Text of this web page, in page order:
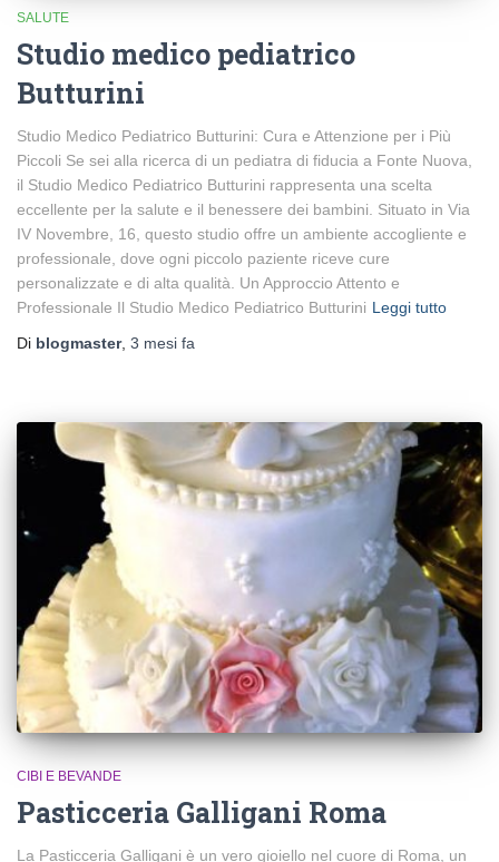
SALUTE
Studio medico pediatrico
Butturini
Studio Medico Pediatrico Butturini: Cura e Attenzione per i Più
Piccoli Se sei alla ricerca di un pediatra di fiducia a Fonte Nuova,
il Studio Medico Pediatrico Butturini rappresenta una scelta
eccellente per la salute e il benessere dei bambini. Situato in Via
IV Novembre, 16, questo studio offre un ambiente accogliente e
professionale, dove ogni piccolo paziente riceve cure
personalizzate e di alta qualità. Un Approccio Attento e
Professionale Il Studio Medico Pediatrico Butturini Leggi tutto
Di blogmaster, 3 mesi fa
CIBI E BEVANDE
Pasticceria Galligani Roma
La Pasticceria Galligani è un vero gioiello nel cuore di Roma, un